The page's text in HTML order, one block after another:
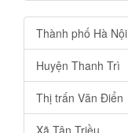
Thành phố Hà Nội
Huyện Thanh Trì
Thị trấn Văn Điển